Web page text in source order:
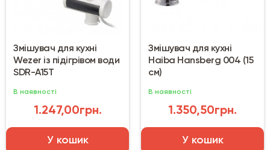
Змішувач для кухні
Wezer із підігрівом води
SDR-A15T
В наявності
1.247,00грн.
У кошик
Змішувач для кухні
Haiba Hansberg 004 (15
см)
В наявності
1.350,50грн.
У кошик